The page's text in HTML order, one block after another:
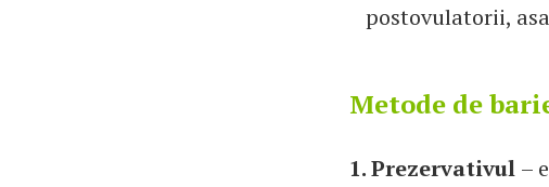
postovulatorii,
Metode de
1. Prezervativul –